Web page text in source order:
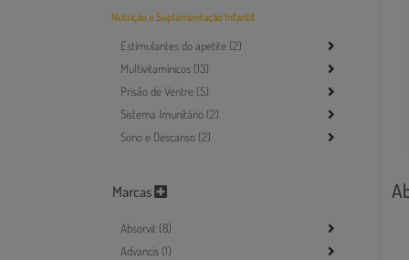
Nutrição e Suplementação Infantil
Estimulantes do apetite (2)
Multivitamínicos (13)
Prisão de Ventre (5)
Sistema Imunitário (2)
Sono e Descanso (2)
Marcas
Absorvit (8)
Advancis (1)